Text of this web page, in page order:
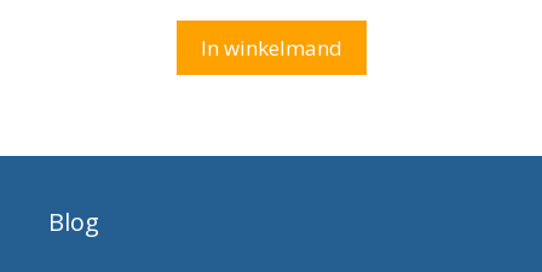
5
In winkelmand
Blog